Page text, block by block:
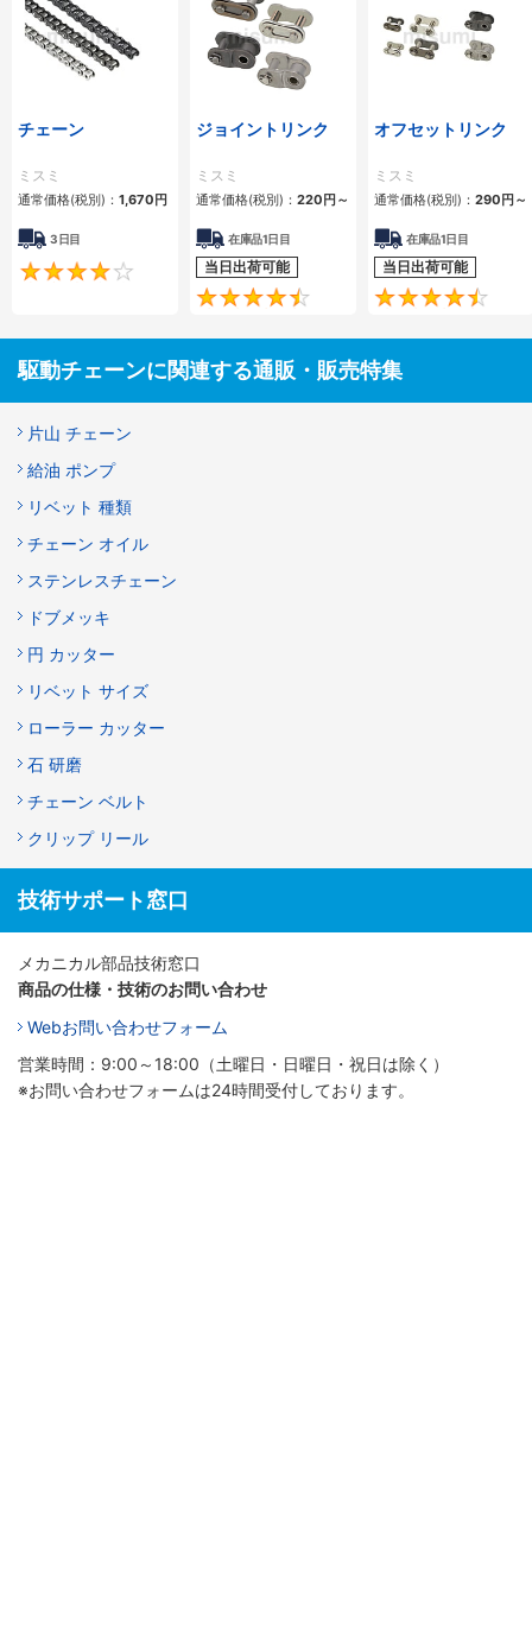
チェーン
ミスミ
通常価格(税別)： 1,670円
3日目
4.2
ジョイントリンク
ミスミ
通常価格(税別)： 220円～
在庫品1日目
当日出荷可能
4.5
オフセットリンク
ミスミ
通常価格(税別)： 290円～
在庫品1日目
当日出荷可能
駆動チェーンに関連する通販・販売特集
片山 チェーン
給油 ポンプ
リベット 種類
チェーン オイル
ステンレスチェーン
ドブメッキ
円 カッター
リベット サイズ
ローラー カッター
石 研磨
チェーン ベルト
クリップ リール
技術サポート窓口
メカニカル部品技術窓口
商品の仕様・技術のお問い合わせ
Webお問い合わせフォーム
営業時間：9:00～18:00（土曜日・日曜日・祝日は除く）
※お問い合わせフォームは24時間受付しております。